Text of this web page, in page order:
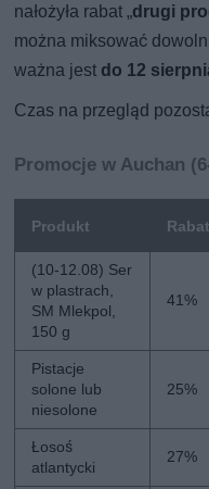
nałożyła rabat „drugi
można miksować
ważna jest do 12
Czas na przegląd
Promocje w Auchan
Produkt Rabat
(10-12.08) Ser
w plastrach,
SM Mlekpol,
150 g
41%
Pistacje
solone lub
niesolone
25%
Łosoś
atlantycki
27%